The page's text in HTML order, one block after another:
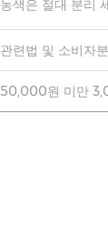
농색은 절대 분리
관련법 및 소비자
50,000원 미만